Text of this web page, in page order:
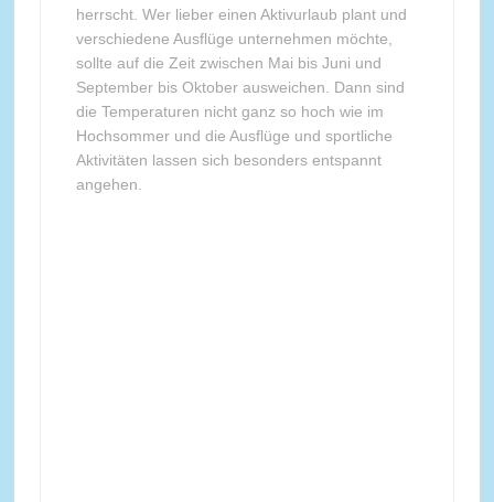
herrscht. Wer lieber einen Aktivurlaub plant und
verschiedene Ausflüge unternehmen möchte,
sollte auf die Zeit zwischen Mai bis Juni und
September bis Oktober ausweichen. Dann sind
die Temperaturen nicht ganz so hoch wie im
Hochsommer und die Ausflüge und sportliche
Aktivitäten lassen sich besonders entspannt
angehen.